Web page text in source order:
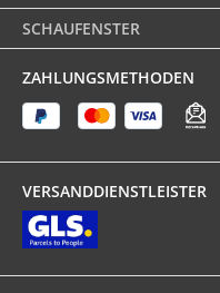
SCHAUFENSTER
ZAHLUNGSMETHODEN
VERSANDDIENSTLEISTER